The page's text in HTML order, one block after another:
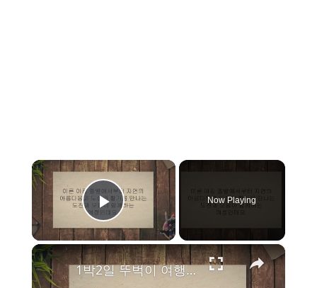
×
Play Video
Now Playing
×
1박2일 뚜벅이 여행 숨은 명소13곳